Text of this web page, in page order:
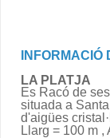
INFORMACIÓ
LA PLATJA
Es Racó de
situada a
d'aigües
Llarg = 100 m ,